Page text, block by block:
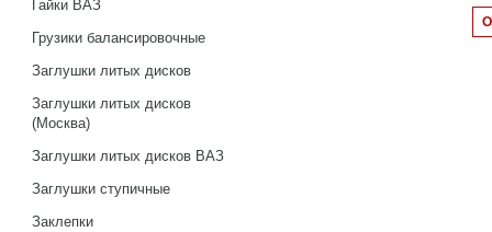
Гайки ВАЗ
Грузики балансировочные
Заглушки литых дисков
Заглушки литых дисков
(Москва)
Заглушки литых дисков ВАЗ
Заглушки ступичные
Заклепки